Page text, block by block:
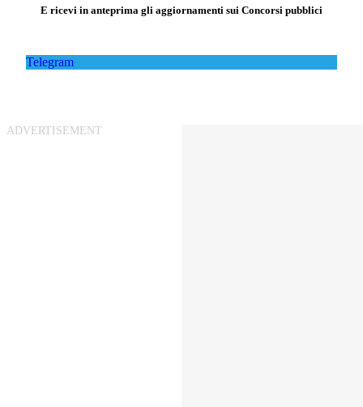
E ricevi in anteprima gli aggiornamenti sui Concorsi pubblici
Telegram